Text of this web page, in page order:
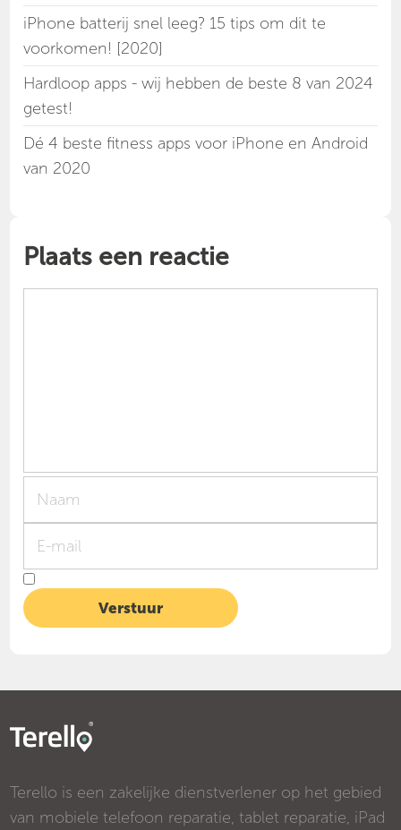
iPhone batterij snel leeg? 15 tips om dit te
voorkomen! [2020]
Hardloop apps - wij hebben de beste 8 van 2024
getest!
Dé 4 beste fitness apps voor iPhone en Android
van 2020
Plaats een reactie
Terello is een zakelijke dienstverlener op het gebied
van mobiele telefoon reparatie, tablet reparatie, iPad